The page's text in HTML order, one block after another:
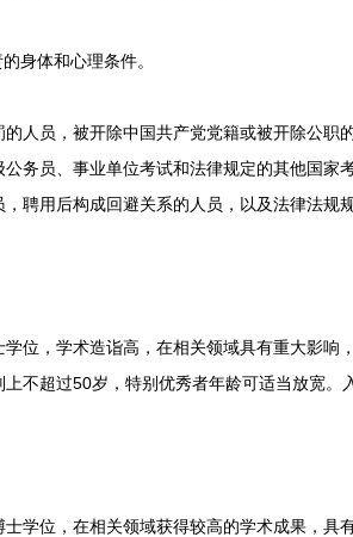
体和心理条件。
员，被开除中国共产党党籍或被开除公职
务员、事业单位考试和法律规定的其他国
聘用后构成回避关系的人员，以及法律法规
，学术造诣高，在相关领域具有重大影响
不超过50岁，特别优秀者年龄可适当放宽。
位，在相关领域获得较高的学术成果，具